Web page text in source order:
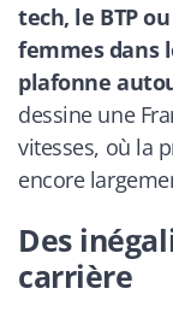
tech, le BTP
femmes dans
plafonne
dessine une
vitesses, où la
encore
Des
carrière